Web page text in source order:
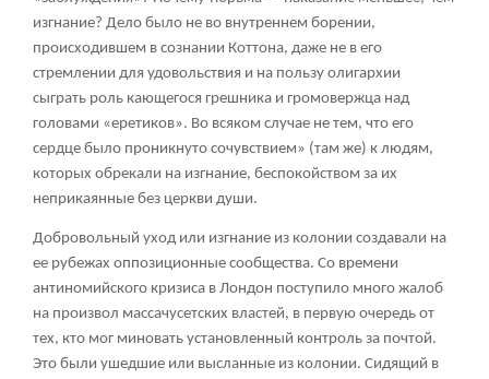
изгнание? Дело было не во внутреннем борении,
происходившем в сознании Коттона, даже не в его
стремлении для удовольствия и на пользу олигархии
сыграть роль кающегося грешника и громовержца над
головами «еретиков». Во всяком случае не тем, что его
сердце было проникнуто сочувствием» (там же) к людям,
которых обрекали на изгнание, беспокойством за их
неприкаянные без церкви души.
Добровольный уход или изгнание из колонии создавали на
ее рубежах оппозиционные сообщества. Со времени
антиномийского кризиса в Лондон поступило много жалоб
на произвол массачусетских властей, в первую очередь от
тех, кто мог миновать установленный контроль за почтой.
Это были ушедшие или высланные из колонии. Сидящий в